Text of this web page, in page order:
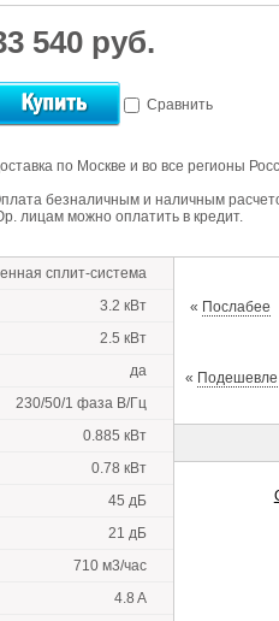
540 руб.
Сравнить
по Москве и во все регионы
безналичным и наличным
лицам можно оплатить в кредит.
сплит-система
3.2 кВт
2.5 кВт
да
230/50/1 фаза В/Гц
0.885 кВт
0.78 кВт
45 дБ
21 дБ
710 м3/час
4.8 A
« Послабее
« Подешевле